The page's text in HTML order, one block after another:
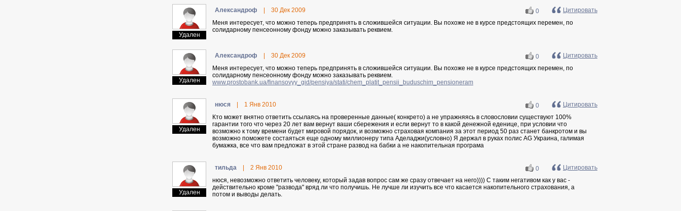
Удален
Aлeкcaндpoф 30 Дек 2009 0
Цитировать
Меня интересует, что можно теперь предпринять в сложившейся ситуации. Вы похоже не в курсе предстоящих перемен, по
солидарному пенсеонному фонду можно заказывать реквием.
Удален
Aлeкcaндpoф 30 Дек 2009 0
Цитировать
Меня интересует, что можно теперь предпринять в сложившейся ситуации. Вы похоже не в курсе предстоящих перемен, по
солидарному пенсеонному фонду можно заказывать реквием.
www.prostobank.ua/finansovyy_gid/pensiya/stati/chem_platit_pensii_buduschim_pensioneram
Удален
нюcя 1 Янв 2010 0
Цитировать
Кто может внятно ответить ссылаясь на проверенные данные( конкрето) а не упражняясь в словословии существуют 100%
гарантии того что через 20 лет вам вернут ваши сбережения и если вернут то в какой денежной еденице, при условии что
возможно к тому времени будет мировой порядок, и возможно страховая компания за этот период 50 раз станет банкротом и вы
возможно поможете состаяться еще одному миллионеру типа Аделаджи(условно) Я держал в руках полис AG Украина, галимая
бумажка, все что вам предложат в этой стране развод на бабки а не накопительная програма
Удален
тильдa 2 Янв 2010 0
Цитировать
нюcя, невозможно ответить человеку, который задав вопрос сам же сразу отвечает на него)))) С таким негативом как у вас -
действительно кроме "развода" вряд ли что получишь. Не лучше ли изучить все что касается накопительного страхования, а
потом и выводы делать.